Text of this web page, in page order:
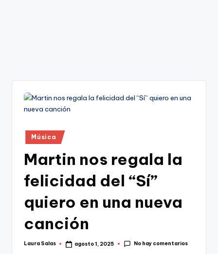
Publicado
en
Música
Martin nos regala la
felicidad del “Sí”
quiero en una nueva
canción
Publicado
Laura Salas agosto 1, 2025 No hay comentarios